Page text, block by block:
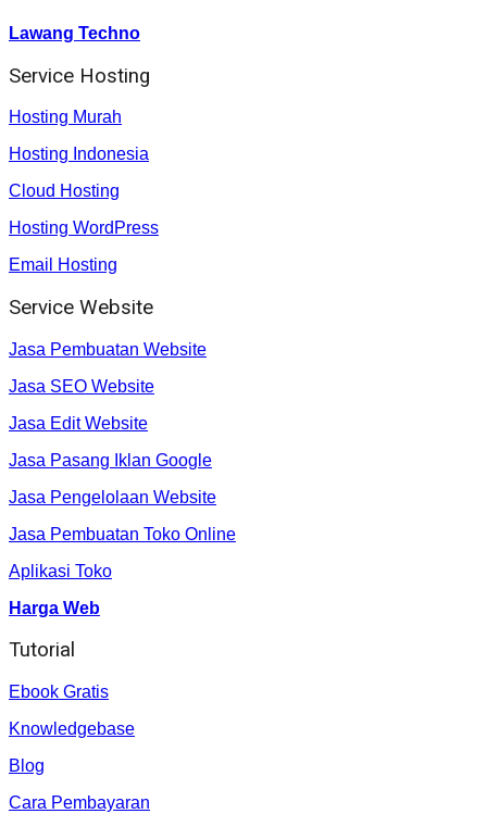
Lawang Techno
Service Hosting
Hosting Murah
Hosting Indonesia
Cloud Hosting
Hosting WordPress
Email Hosting
Service Website
Jasa Pembuatan Website
Jasa SEO Website
Jasa Edit Website
Jasa Pasang Iklan Google
Jasa Pengelolaan Website
Jasa Pembuatan Toko Online
Aplikasi Toko
Harga Web
Tutorial
Ebook Gratis
Knowledgebase
Blog
Cara Pembayaran